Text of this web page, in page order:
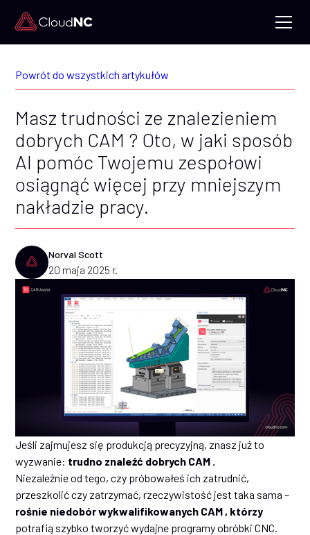
Powrót do wszystkich artykułów
Masz trudności ze znalezieniem
dobrych CAM ? Oto, w jaki sposób
AI pomóc Twojemu zespołowi
osiągnąć więcej przy mniejszym
nakładzie pracy.
Norval Scott
20 maja 2025 r.
Jeśli zajmujesz się produkcją precyzyjną, znasz już to
wyzwanie: trudno znaleźć dobrych CAM .
Niezależnie od tego, czy próbowałeś ich zatrudnić,
przeszkolić czy zatrzymać, rzeczywistość jest taka sama –
rośnie niedobór wykwalifikowanych CAM , którzy
potrafią szybko tworzyć wydajne programy obróbki CNC.